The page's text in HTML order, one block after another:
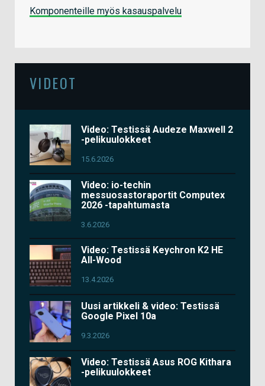
Komponenteille myös kasauspalvelu
VIDEOT
Video: Testissä Audeze Maxwell 2
-pelikuulokkeet
15.6.2026
Video: io-techin
messuosastoraportit Computex
2026 -tapahtumasta
3.6.2026
Video: Testissä Keychron K2 HE
All-Wood
13.4.2026
Uusi artikkeli & video: Testissä
Google Pixel 10a
9.3.2026
Video: Testissä Asus ROG Kithara
-pelikuulokkeet